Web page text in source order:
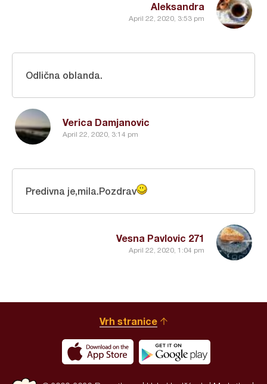
Aleksandra
April 22, 2020, 3:53 pm
Verica Damjanovic
April 22, 2020, 3:14 pm
Odlična oblanda.
Vesna Pavlovic 271
April 22, 2020, 1:04 pm
Predivna je,mila.Pozdrav
Vrh stranice